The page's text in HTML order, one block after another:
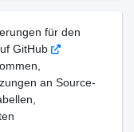
für den
GitHub
an Source-